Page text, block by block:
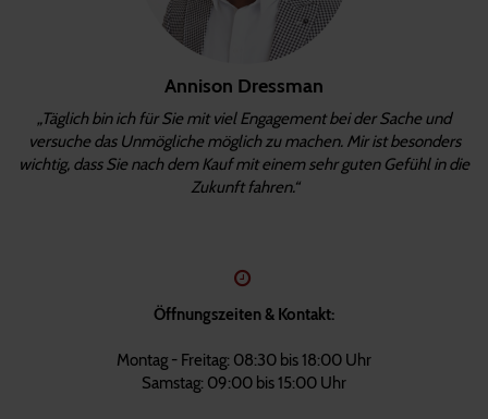
Annison Dressman
„Täglich bin ich für Sie mit viel Engagement bei der Sache und
versuche das Unmögliche möglich zu machen. Mir ist besonders
wichtig, dass Sie nach dem Kauf mit einem sehr guten Gefühl in die
Zukunft fahren.“
Öffnungszeiten & Kontakt:
Montag - Freitag: 08:30 bis 18:00 Uhr
Samstag: 09:00 bis 15:00 Uhr